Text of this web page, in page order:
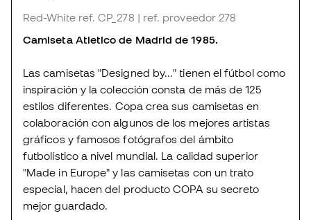
Red-White ref. CP_278 | ref. proveedor 278
Camiseta Atletico de Madrid de 1985.
Las camisetas "Designed by..." tienen el fútbol como
inspiración y la colección consta de más de 125
estilos diferentes. Copa crea sus camisetas en
colaboración con algunos de los mejores artistas
gráficos y famosos fotógrafos del ámbito
futbolístico a nivel mundial. La calidad superior
"Made in Europe" y las camisetas con un trato
especial, hacen del producto COPA su secreto
mejor guardado.